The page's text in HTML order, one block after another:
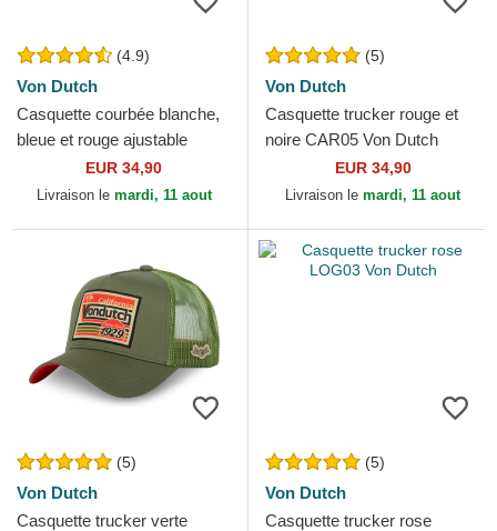
(4.9)
Von Dutch
Casquette courbée blanche,
bleue et rouge ajustable
DYLAN02 Von Dutch
EUR 34,90
Livraison le mardi, 11 aout
(5)
Von Dutch
Casquette trucker rouge et
noire CAR05 Von Dutch
EUR 34,90
Livraison le mardi, 11 aout
(5)
Von Dutch
Casquette trucker verte
(5)
Von Dutch
Casquette trucker rose